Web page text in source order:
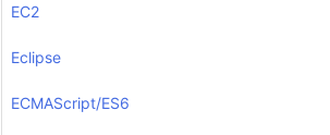
EC2
Eclipse
ECMAScript/ES6